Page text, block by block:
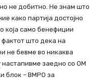
не добитно. Не знам што
како партија достојно
која само бенефиции
што дека на
не бевме во никаква
настапивме заедно со ОМ
блок – ВМРО за